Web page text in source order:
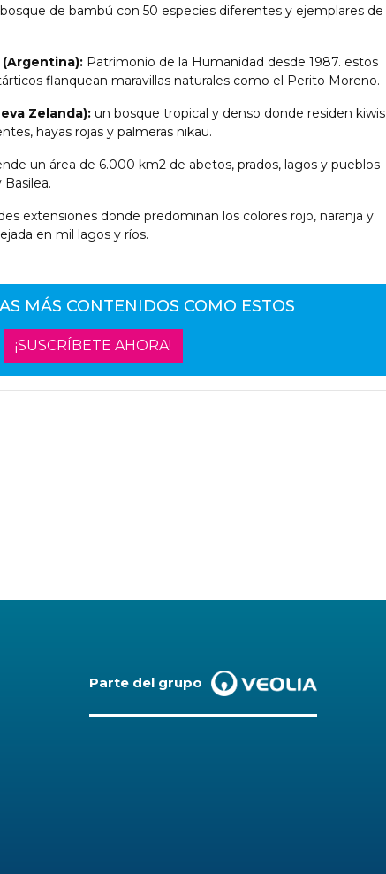
de bambú con 50 especies diferentes y ejemplares de
(Argentina): Patrimonio de la Humanidad desde 1987. estos
flanquean maravillas naturales como el Perito Moreno.
Zelanda): un bosque tropical y denso donde residen kiwis
hayas rojas y palmeras nikau.
un área de 6.000 km2 de abetos, prados, lagos y pueblos
extensiones donde predominan los colores rojo, naranja y
en mil lagos y ríos.
MÁS CONTENIDOS COMO ESTOS
¡SUSCRÍBETE AHORA!
Parte del grupo